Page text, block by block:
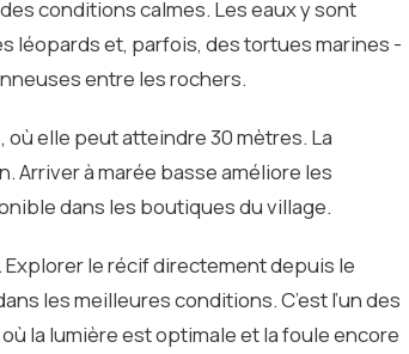
conditions calmes. Les eaux y sont
léopards et, parfois, des tortues marines -
entre les rochers.
elle peut atteindre 30 mètres. La
à marée basse améliore les
dans les boutiques du village.
Explorer le récif directement depuis le
les meilleures conditions. C’est l’un des
la lumière est optimale et la foule encore